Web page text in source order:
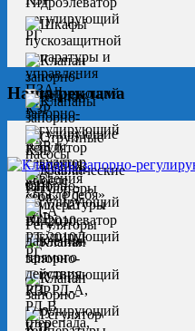
Наша реклама